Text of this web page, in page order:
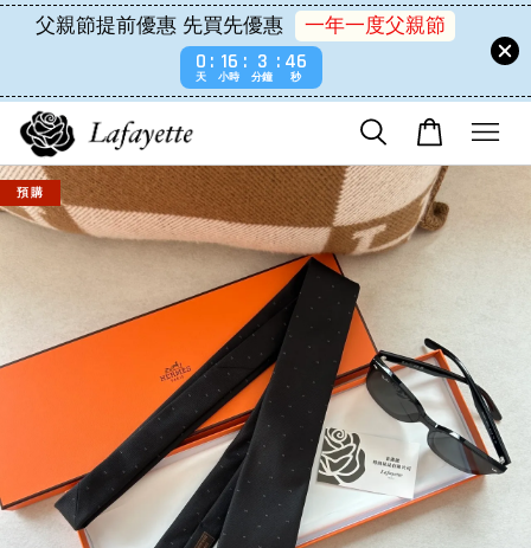
父親節提前優惠 先買先優惠
一年一度父親節
0
天
16
小時
3
分鐘
46
秒
預 購